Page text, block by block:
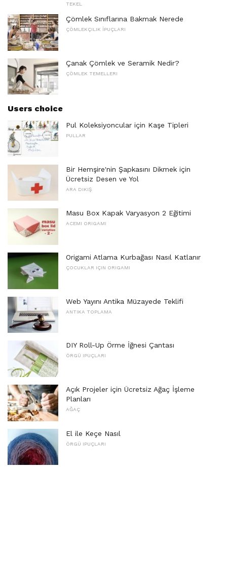
TEKEL
Çömlek Sınıflarına Bakmak Nerede
ÇÖMLEKÇILIK İPUÇLARI
Çanak Çömlek ve Seramik Nedir?
ÇÖMLEK TEMELLERI
Users choice
Pul Koleksiyoncular için Kaşe Tipleri
PULLAR
Bir Hemşire'nin Şapkasını Dikmek için
Ücretsiz Desen ve Yol
ARA DIKIŞ
Masu Box Kapak Varyasyon 2 Eğitimi
ACEMI ORIGAMI
Origami Atlama Kurbağası Nasıl Katlanır
ÇOCUKLAR IÇIN ORIGAMI
Web Yayını Antika Müzayede Teklifi
ANTIKA TOPLAMA
DIY Roll-Up Örme İğnesi Çantası
ÖRGÜ IPUÇLARI
Açık Projeler için Ücretsiz Ağaç İşleme
Planları
AĞAÇ
El ile Keçe Nasıl
ÖRGÜ IPUÇLARI